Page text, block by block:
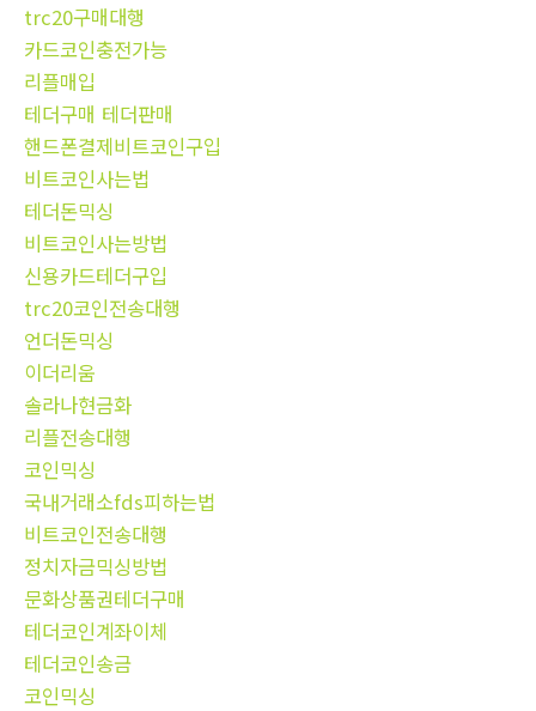
trc20구매대행
카드코인충전가능
리플매입
테더구매 테더판매
핸드폰결제비트코인구입
비트코인사는법
테더돈믹싱
비트코인사는방법
신용카드테더구입
trc20코인전송대행
언더돈믹싱
이더리움
솔라나현금화
리플전송대행
코인믹싱
국내거래소fds피하는법
비트코인전송대행
정치자금믹싱방법
문화상품권테더구매
테더코인계좌이체
테더코인송금
코인믹싱